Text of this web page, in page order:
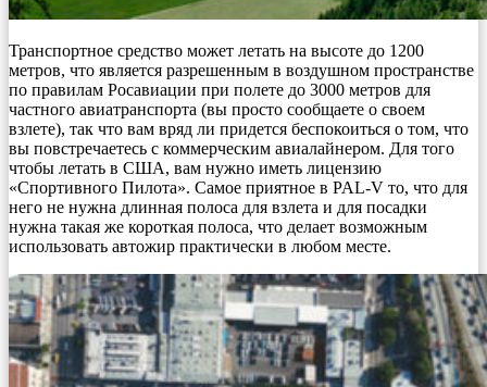
Транспортное средство может летать на высоте до 1200
метров, что является разрешенным в воздушном пространстве
по правилам Росавиации при полете до 3000 метров для
частного авиатранспорта (вы просто сообщаете о своем
взлете), так что вам вряд ли придется беспокоиться о том, что
вы повстречаетесь с коммерческим авиалайнером. Для того
чтобы летать в США, вам нужно иметь лицензию
«Спортивного Пилота». Самое приятное в PAL-V то, что для
него не нужна длинная полоса для взлета и для посадки
нужна такая же короткая полоса, что делает возможным
использовать автожир практически в любом месте.